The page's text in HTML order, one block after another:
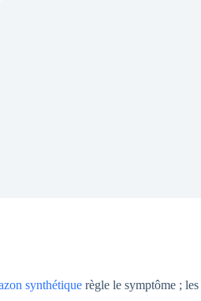
synthétique règle le symptôme ; les